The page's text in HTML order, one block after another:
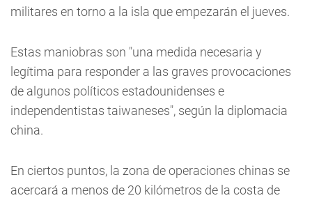
militares en torno a la isla que empezarán el jueves.
Estas maniobras son "una medida necesaria y
legítima para responder a las graves provocaciones
de algunos políticos estadounidenses e
independentistas taiwaneses", según la diplomacia
china.
En ciertos puntos, la zona de operaciones chinas se
acercará a menos de 20 kilómetros de la costa de